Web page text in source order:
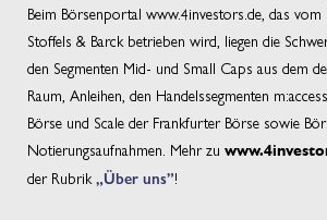
Beim Börsenportal www.4investors.de, das
Stoffels & Barck betrieben wird, liegen die
den Segmenten Mid- und Small Caps aus dem
Raum, Anleihen, den Handelssegmenten
Börse und Scale der Frankfurter Börse sowie
Notierungsaufnahmen. Mehr zu
der Rubrik „Über uns”!